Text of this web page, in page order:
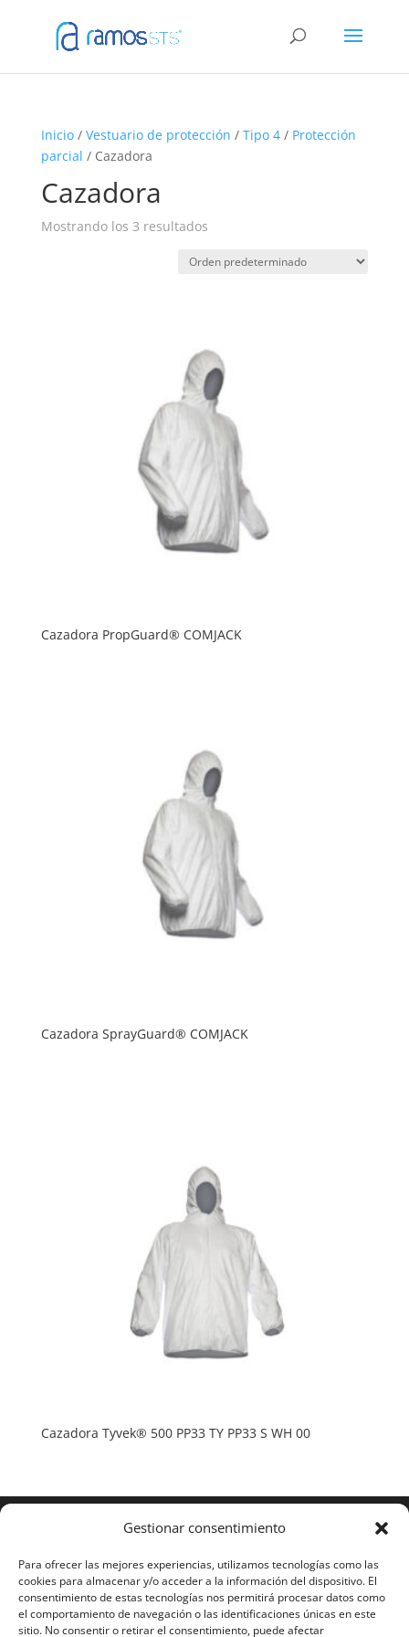
Gestionar consentimiento
Para ofrecer las mejores experiencias, utilizamos tecnologías como las
cookies para almacenar y/o acceder a la información del dispositivo. El
consentimiento de estas tecnologías nos permitirá procesar datos como
el comportamiento de navegación o las identificaciones únicas en este
sitio. No consentir o retirar el consentimiento, puede afectar
Inicio/ Vestuario de protección / Tipo 4/ Protección
parcial / Cazadora
Cazadora
Mostrando los 3 resultados
Cazadora PropGuard® COMJACK
Cazadora SprayGuard® COMJACK
Cazadora Tyvek® 500 PP33 TY PP33 S WH 00